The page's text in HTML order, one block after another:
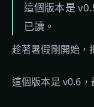
這個版本是
已讀。
趁著暑假剛開始，
這個版本是 v0.6，